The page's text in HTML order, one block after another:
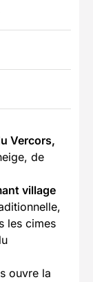
Vercors,
de
village
les cimes
ouvre la